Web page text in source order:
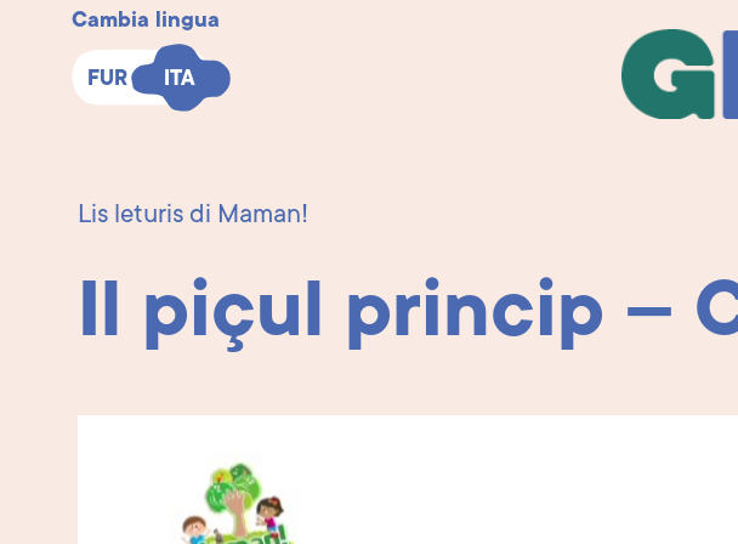
Cambia lingua
FUR ITA
FUR ITA
Ghiti
Lis leturis di Maman!
Il piçul princip –